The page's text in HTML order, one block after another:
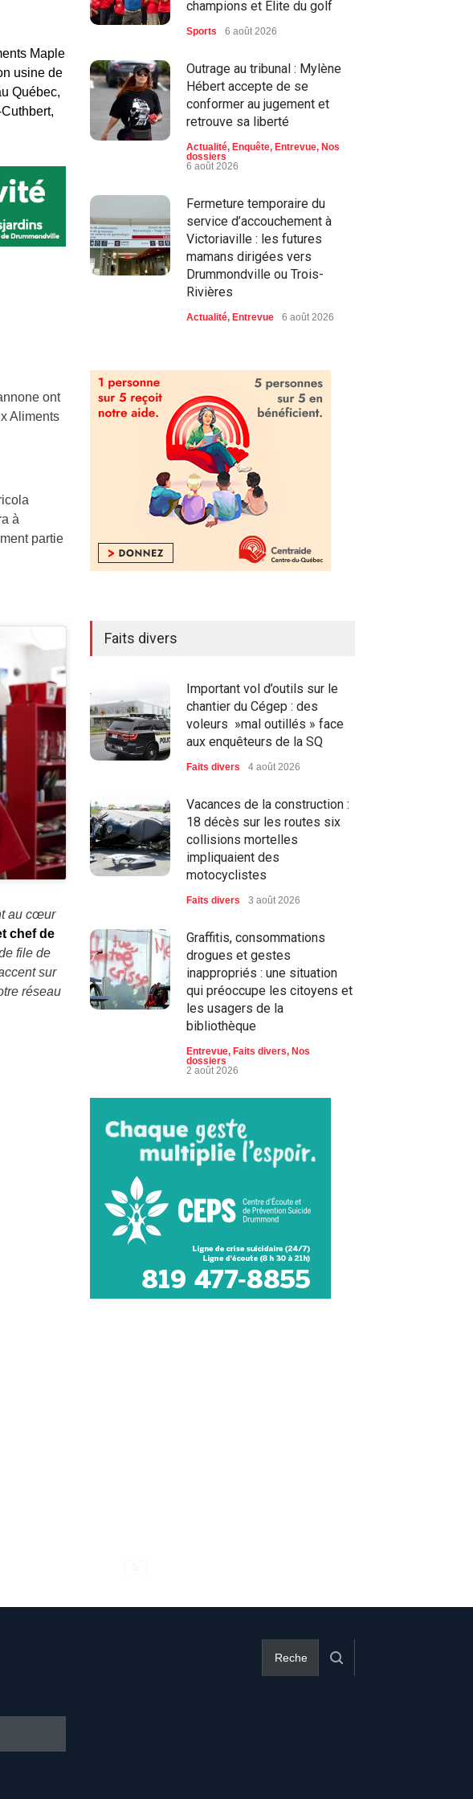
Maple
usine de
Québec,
,
ont
Aliments
à
partie
au cœur
chef de
file de
sur
réseau
champions et Élite du golf
Sports 6 août 2026
Outrage au tribunal : Mylène
Hébert accepte de se
conformer au jugement et
retrouve sa liberté
Actualité, Enquête, Entrevue, Nos
dossiers
6 août 2026
Fermeture temporaire du
service d’accouchement à
Victoriaville : les futures
mamans dirigées vers
Drummondville ou Trois-
Rivières
Actualité, Entrevue 6 août 2026
Faits divers
Important vol d’outils sur le
chantier du Cégep : des
voleurs »mal outillés » face
aux enquêteurs de la SQ
Faits divers 4 août 2026
Vacances de la construction :
18 décès sur les routes six
collisions mortelles
impliquaient des
motocyclistes
Faits divers 3 août 2026
Graffitis, consommations
drogues et gestes
inappropriés : une situation
qui préoccupe les citoyens et
les usagers de la
bibliothèque
Entrevue, Faits divers, Nos
dossiers
2 août 2026